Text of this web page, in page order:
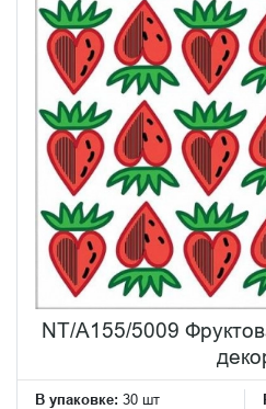
NT/A155/5009
В упаковке: 30 шт